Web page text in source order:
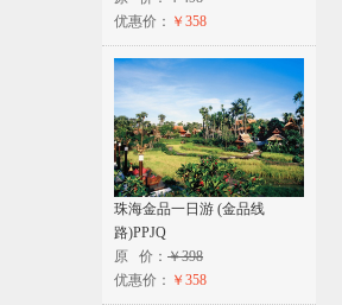
优惠价： ￥358
珠海金品一日游 (金品线
路)PPJQ
原 价： ￥398
优惠价： ￥358